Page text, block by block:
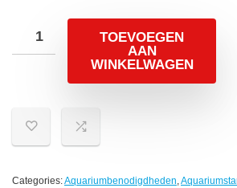
TOEVOEGEN
AAN
WINKELWAGEN
Categories:Aquariumbenodigdheden,